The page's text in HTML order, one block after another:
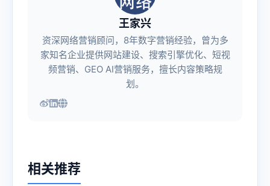
王家兴
资深网络营销顾问，8年数字营销经验，曾为多
家知名企业提供网站建设、搜索引擎优化、短视
频营销、GEO AI营销服务，擅长内容策略规
划。
相关推荐